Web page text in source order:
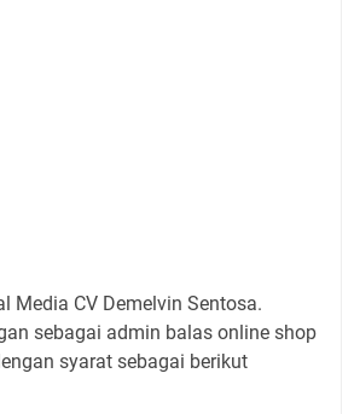
Media CV Demelvin Sentosa.
sebagai admin balas online shop
syarat sebagai berikut